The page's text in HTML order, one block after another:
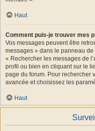
Haut
Comment puis-je trouver mes
Vos messages peuvent être
messages » dans le panneau
« Rechercher les messages de
profil ou bien en cliquant sur le
page du forum. Pour rechercher
avancée et choisissez les
Haut